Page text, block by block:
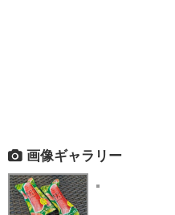
画像ギャラリー